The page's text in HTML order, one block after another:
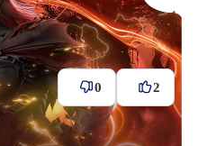
محمد–
2025-05-25
خیلی خوب است ممنونم
2
0
امیر‌عباس–
2025-05-26